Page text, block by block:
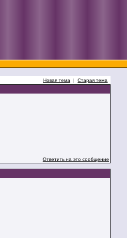
Новая тема | Старая тема
Ответить на это сообщение